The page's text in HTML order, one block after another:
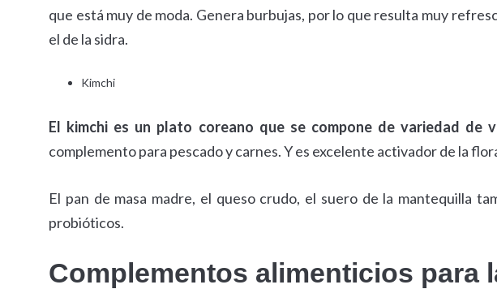
que está muy de moda. Genera burbujas, por lo que resulta muy
el de la sidra.
Kimchi
El kimchi es un plato coreano que se compone de variedad de
complemento para pescado y carnes. Y es excelente activador de la
El pan de masa madre, el queso crudo, el suero de la mantequilla
probióticos.
Complementos alimenticios para